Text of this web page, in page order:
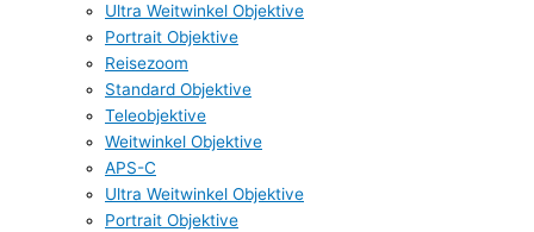
Ultra Weitwinkel Objektive
Portrait Objektive
Reisezoom
Standard Objektive
Teleobjektive
Weitwinkel Objektive
APS-C
Ultra Weitwinkel Objektive
Portrait Objektive